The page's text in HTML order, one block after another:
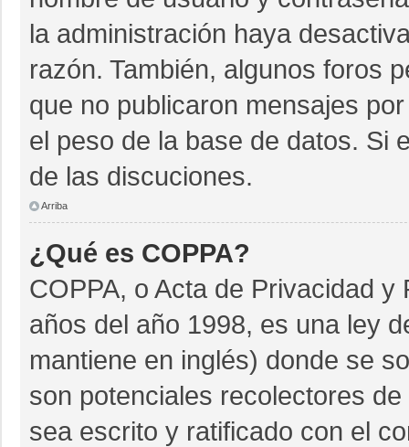
la administración haya
razón. También, algunos foros
que no publicaron mensajes
el peso de la base de datos. Si
de las discuciones.
Arriba
¿Qué es COPPA?
COPPA, o Acta de Privacidad
años del año 1998, es una ley
mantiene en inglés) donde se
son potenciales recolectores
sea escrito y ratificado con el